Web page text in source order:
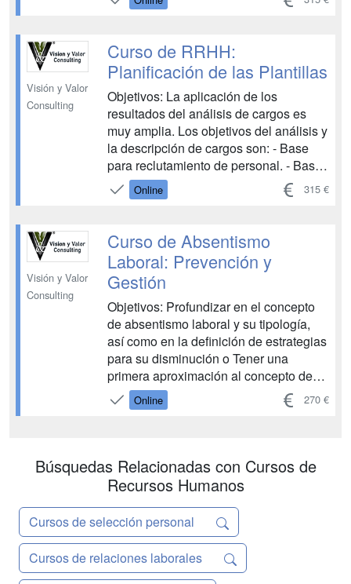
cambio. - Conocer cómo se entiende el
Identificar los diferentes tipos de
conflictos y sus causas más
habituales....
Visión y Valor
Consulting
Curso de RRHH:
Planificación de las Plantillas
Objetivos: La aplicación de los
resultados del análisis de cargos es
muy amplia. Los objetivos del análisis y
la descripción de cargos son: - Base
para reclutamiento de personal. - Base
para la selección de personal. - Base
para la capacitación. - Base para la
evaluación de desempeño y verifica el
mérito funcional. -...
Online 315 €
Visión y Valor
Consulting
Curso de Absentismo
Laboral: Prevención y
Gestión
Objetivos: Profundizar en el concepto
de absentismo laboral y su tipología,
así como en la definición de estrategias
para su disminución o Tener una
primera aproximación al concepto de
trabajo y su evolución a lo largo de la
historia o Conocer las diferentes
absentismo justificado o involuntari...
Online 270 €
Búsquedas Relacionadas con Cursos de
Recursos Humanos
Cursos de selección personal
Cursos de relaciones laborales